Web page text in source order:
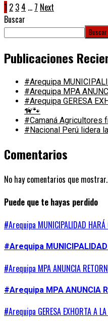
1 2 3 4 … 7 Next
Buscar
Buscar
Publicaciones
#Arequipa
#Arequipa MPA
#Arequipa GERESA
🦮🐾
#Camaná Agricultores
#Nacional Perú lidera
Comentarios
No hay comentarios que mostrar.
Puede que te hayas perdido
#Arequipa MUNICIPALIDAD HARÁ
#Arequipa MUNICIPALIDAD
#Arequipa MPA ANUNCIA
#Arequipa MPA ANUNCIA
#Arequipa GERESA EXHORTA A